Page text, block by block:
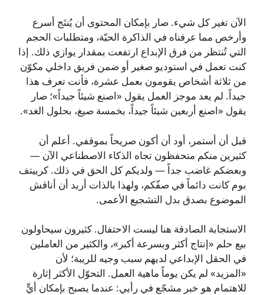
الآن تغير كل شيء. صار بإمكان المحتوى أن يُنتَج أسرع
وأرخص مما عرفناه في الذاكرة الحيّة، ومتطلبات الحجم
التي تُنتظر من فرق الإبداع ارتفعت بمقدار يوازي ذلك. إذا
كنت تعمل في استوديو صغير أو ضمن فريق داخلي مكوّن
من ثلاثة أشخاص يقومون بعمل عشرة، فأنت تعرف هذا
جيداً. لم يعد موجز العمل يقول «اصنع شيئاً جيداً»؛ صار
يقول «اصنع أربعين شيئاً جيداً، بخمسة صيغ، بحلول الغد».
قبل أن أستمر، أود أن أكون صريحاً بموقفي. أعلم أن
كثيرين منكم متحفظون تجاه الذكاء الاصطناعي الآن —
وبعضكم غاضب جداً — ولديكم كل الحق في ذلك. كرييتف
بوم كانت دائماً في صفّكم، ولهذا بالذات أريد أن أناقش
الموضوع بصدق بدل التشجيع الأعمى.
الاستجابة الصادقة هنا ليست الاحتفال. كثيرون سيحاولون
بيع حلم «إنتاج أكثر وبسرعة أكبر»، والكثير من العاملين
في الحقل الإبداعي لديهم سبب وجيه للريبة؛ لأن
«المزيد» لم يكن يوماً ماهية العمل. التحوّل الأكثر إثارة
للاهتمام هو خبر مشجّع في رأيي: عندما يصبح بإمكان أيٍّ